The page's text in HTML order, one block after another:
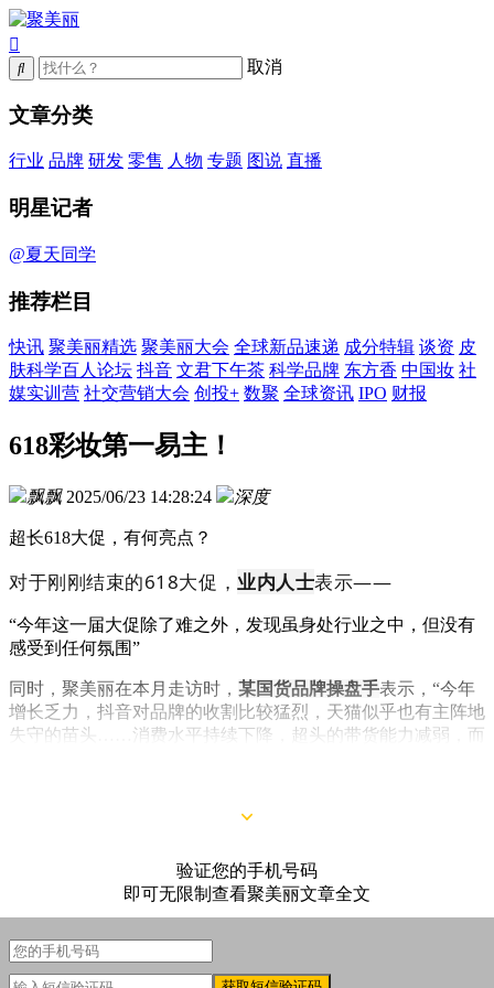
取消
文章分类
行业 品牌 研发 零售 人物 专题 图说 直播
明星记者
@夏天同学
推荐栏目
快讯 聚美丽精选 聚美丽大会 全球新品速递 成分特辑 谈资 皮
肤科学百人论坛 抖音 文君下午茶 科学品牌 东方香 中国妆 社
媒实训营 社交营销大会 创投+ 数聚 全球资讯 IPO 财报
618彩妆第一易主！
飘飘 2025/06/23 14:28:24 深度
超长618大促，有何亮点？
对于刚刚结束的618大促，业内人士表示——
“今年这一届大促除了难之外，发现虽身处行业之中，但没有
感受到任何氛围”
同时，聚美丽在本月走访时， 某国货品牌操盘手表示，“今年
增长乏力，抖音对品牌的收割比较猛烈，天猫似乎也有主阵地
失守的苗头……消费水平持续下降，超头的带货能力减弱，而
验证您的手机号码
即可无限制查看聚美丽文章全文